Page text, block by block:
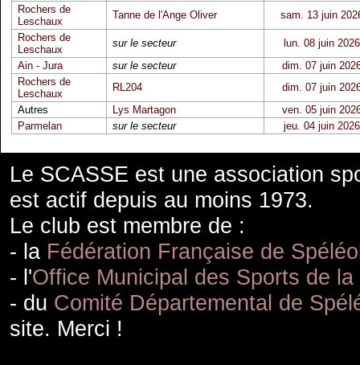
Rochers de
Leschaux
Tanne de l'Ange Oliver
sam. 13 juin
Rochers de
Leschaux
sur le secteur
lun. 08 juin 2026
Ain - Jura
sur le secteur
dim. 07 juin
Rochers de
Leschaux
RL204
dim. 07 juin
Autres
Lys Martagon
ven. 05 juin
Parmelan
sur le secteur jeu. 04 juin 2026
Le SCASSE est une association
est actif depuis au moins 1973.
Le club est membre de :
- la Fédération Française de
- l'Office Municipal des Sports de
- du Comité Départemental de
site. Merci !